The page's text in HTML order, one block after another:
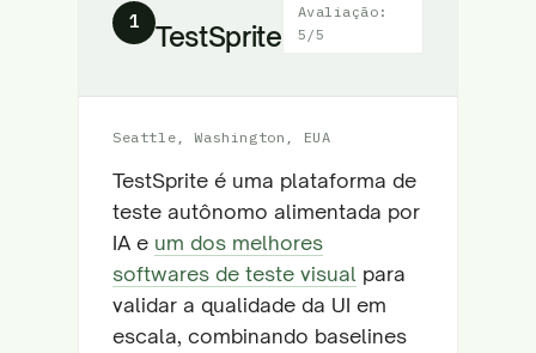
1 TestSprite
Avaliação:
5/5
Seattle, Washington, EUA
TestSprite é uma plataforma de
teste autônomo alimentada por
IA e um dos melhores
softwares de teste visual para
validar a qualidade da UI em
escala, combinando baselines